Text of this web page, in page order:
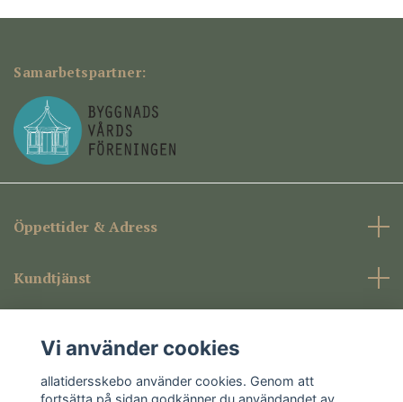
Samarbetspartner:
Öppettider & Adress
Kundtjänst
Sociala medier
Vi använder cookies
allatidersskebo använder cookies. Genom att
fortsätta på sidan godkänner du användandet av